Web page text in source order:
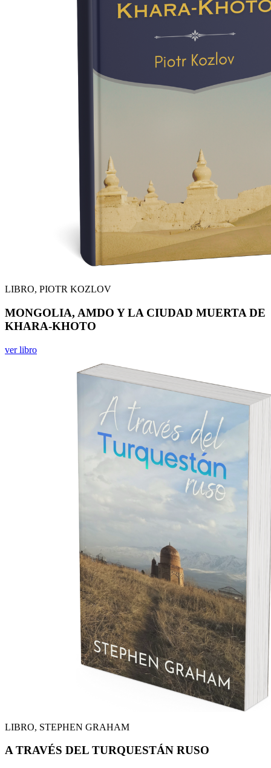
LIBRO, PIOTR KOZLOV
MONGOLIA, AMDO Y LA CIUDAD MUERTA DE
KHARA-KHOTO
ver libro
LIBRO, STEPHEN GRAHAM
A TRAVÉS DEL TURQUESTÁN RUSO